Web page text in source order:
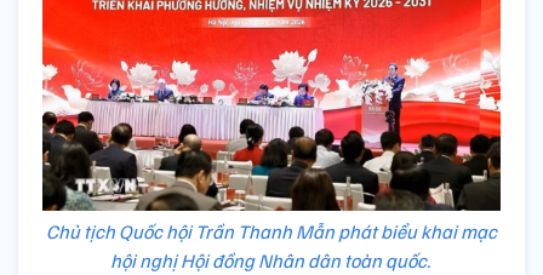
Chủ tịch Quốc hội Trần Thanh Mẫn phát biểu khai mạc
hội nghị Hội đồng Nhân dân toàn quốc.